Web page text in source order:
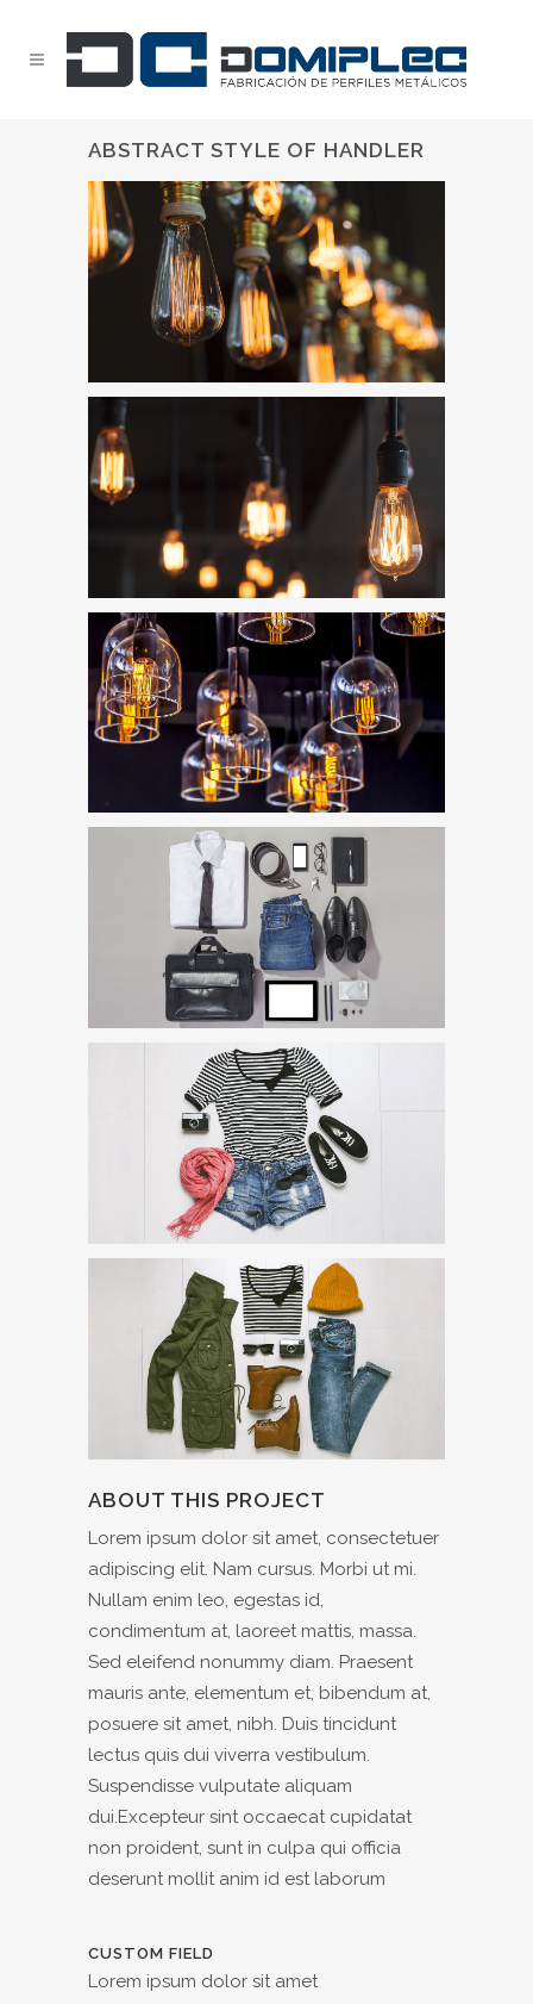
ABSTRACT STYLE OF HANDLER
ABOUT THIS PROJECT
Lorem ipsum dolor sit amet, consectetuer
adipiscing elit. Nam cursus. Morbi ut mi.
Nullam enim leo, egestas id,
condimentum at, laoreet mattis, massa.
Sed eleifend nonummy diam. Praesent
mauris ante, elementum et, bibendum at,
posuere sit amet, nibh. Duis tincidunt
lectus quis dui viverra vestibulum.
Suspendisse vulputate aliquam
dui.Excepteur sint occaecat cupidatat
non proident, sunt in culpa qui officia
deserunt mollit anim id est laborum
CUSTOM FIELD
Lorem ipsum dolor sit amet